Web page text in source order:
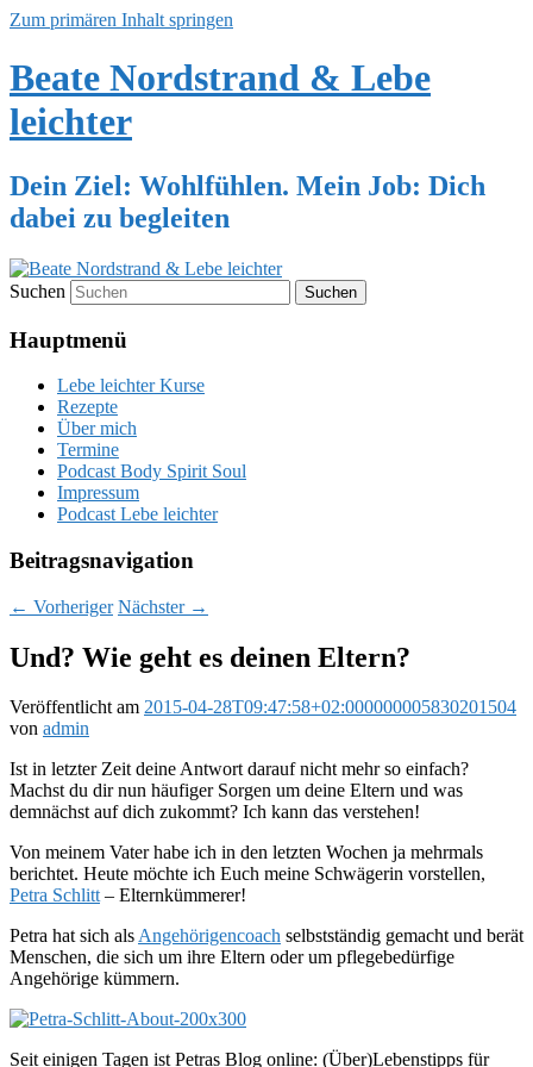
Zum primären Inhalt springen
Beate Nordstrand & Lebe
leichter
Dein Ziel: Wohlfühlen. Mein Job: Dich
dabei zu begleiten
Suchen
Hauptmenü
Lebe leichter Kurse
Rezepte
Über mich
Termine
Podcast Body Spirit Soul
Impressum
Podcast Lebe leichter
Beitragsnavigation
← Vorheriger Nächster →
Und? Wie geht es deinen Eltern?
Veröffentlicht am 2015-04-28T09:47:58+02:000000005830201504
von admin
Ist in letzter Zeit deine Antwort darauf nicht mehr so einfach?
Machst du dir nun häufiger Sorgen um deine Eltern und was
demnächst auf dich zukommt? Ich kann das verstehen!
Von meinem Vater habe ich in den letzten Wochen ja mehrmals
berichtet. Heute möchte ich Euch meine Schwägerin vorstellen,
Petra Schlitt– Elternkümmerer!
Petra hat sich alsAngehörigencoach selbstständig gemacht und berät
Menschen, die sich um ihre Eltern oder um pflegebedürfige
Angehörige kümmern.
Seit einigen Tagen ist Petras Blog online: (Über)Lebenstipps für